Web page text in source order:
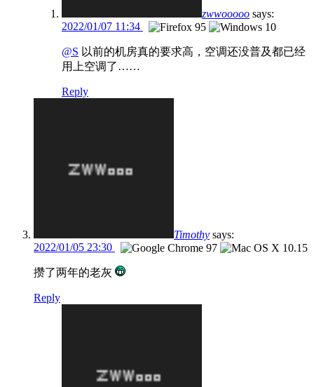
zwwooooo says:
2022/01/07 11:34
@S 以前的机房真的要求高，空调还没普及都已经
用上空调了……
Reply
Timothy says:
2022/01/05 23:30
攒了两年的老灰
Reply